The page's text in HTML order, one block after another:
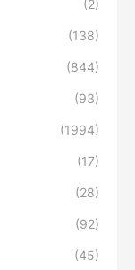
(2)
(138)
(844)
(93)
(1994)
(17)
(28)
(92)
(45)